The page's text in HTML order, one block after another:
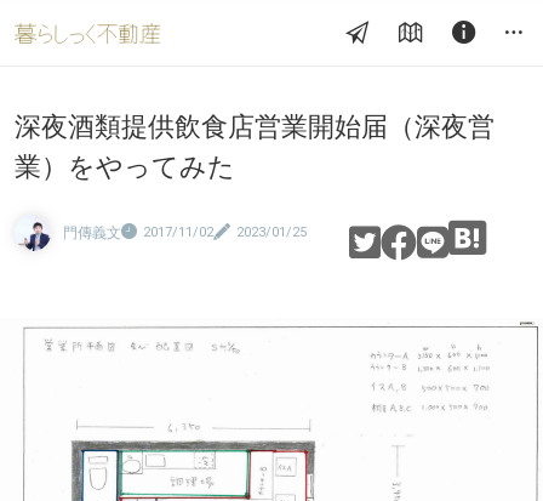
深夜酒類提供飲食店営業開始届（深夜営
業）をやってみた
門傳義文 2017/11/02 2023/01/25